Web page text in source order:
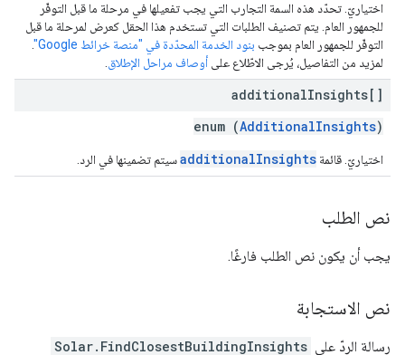
اختياريّ. تحدّد هذه السمة التجارب التي يجب تفعيلها في مرحلة ما قبل التوفّر
للجمهور العام. يتم تصنيف الطلبات التي تستخدم هذا الحقل كعرض لمرحلة ما قبل
التوفّر للجمهور العام بموجب بنود الخدمة المحدّدة في "منصة خرائط Google"
لمزيد من التفاصيل، يُرجى الاطّلاع على أوصاف مراحل الإطلاق
additionalInsights[]
enum (AdditionalInsights)
اختياريّ. قائمة additionalInsightsسيتم تضمينها في الرد.
نص الطلب
يجب أن يكون نص الطلب فارغًا.
نص الاستجابة
رسالة الردّ على Solar.FindClosestBuildingInsights